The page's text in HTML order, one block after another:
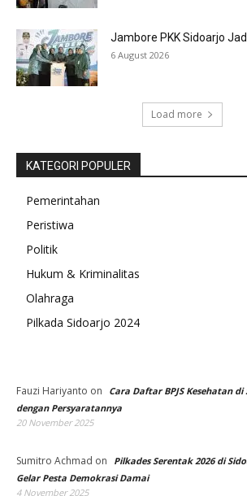
Jambore PKK Sidoarjo
6 August 2026
Load more
KATEGORI POPULER
Pemerintahan
Peristiwa
Politik
Hukum & Kriminalitas
Olahraga
Pilkada Sidoarjo 2024
Fauzi Hariyanto on
Cara Daftar BPJS Kesehatan
dengan Persyaratannya
20 November 2025
Sumitro Achmad on
Pilkades Serentak 2026 di
Gelar Pesta Demokrasi Damai
4 November 2025